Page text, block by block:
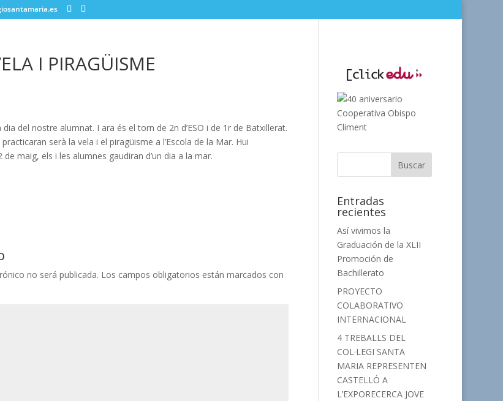
I PIRAGÜISME
del nostre alumnat. I ara és el torn de 2n d’ESO i de 1r de Batxillerat.
serà la vela i el piragüisme a l’Escola de la Mar. Hui
de maig, els i les alumnes gaudiran d’un dia a la mar.
no será publicada. Los campos obligatorios están marcados con
Entradas
recientes
Así vivimos la
Graduación de la XLII
Promoción de
Bachillerato
PROYECTO
COLABORATIVO
INTERNACIONAL
4 TREBALLS DEL
COL·LEGI SANTA
MARIA REPRESENTEN
CASTELLÓ A
L’EXPORECERCA JOVE